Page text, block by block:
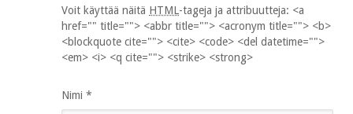
Voit käyttää näitä HTML-tageja ja attribuutteja: <a
href="" title=""> <abbr title=""> <acronym title=""> <b>
<blockquote cite=""> <cite> <code> <del datetime="">
<em> <i> <q cite=""> <strike> <strong>
Nimi *